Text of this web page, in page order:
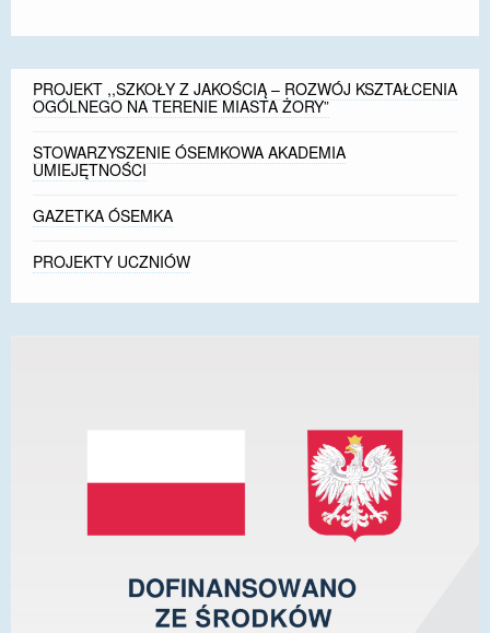
PROJEKT ,,SZKOŁY Z JAKOŚCIĄ – ROZWÓJ KSZTAŁCENIA
OGÓLNEGO NA TERENIE MIASTA ŻORY”
STOWARZYSZENIE ÓSEMKOWA AKADEMIA
UMIEJĘTNOŚCI
GAZETKA ÓSEMKA
PROJEKTY UCZNIÓW